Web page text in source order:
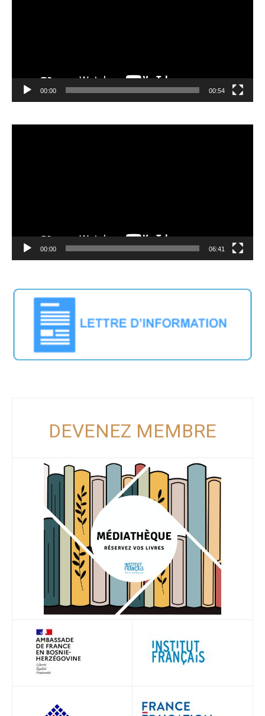
00:00 00:54
00:00 06:41
DEVENEZ MEMBRE